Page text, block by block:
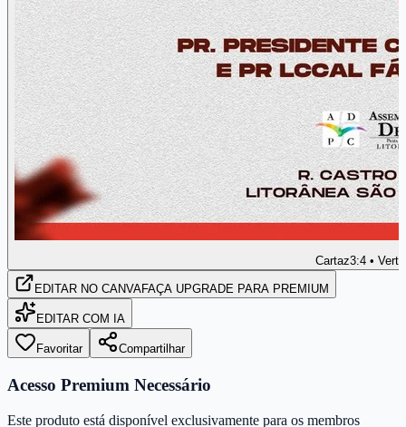
Cartaz3:4 •
EDITAR NO CANVAFAÇA UPGRADE PARA PREMIUM
EDITAR COM IA
Favoritar Compartilhar
Acesso Premium Necessário
Este produto está disponível exclusivamente para os membros